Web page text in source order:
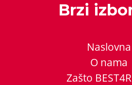
Brzi
Naslovna
O nama
Zašto